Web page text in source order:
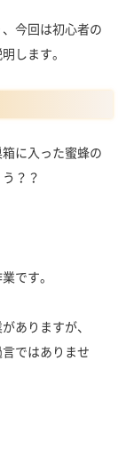
今回は初心者の
します。
に入った蜜蜂の
？？
です。
ありますが、
ではありませ